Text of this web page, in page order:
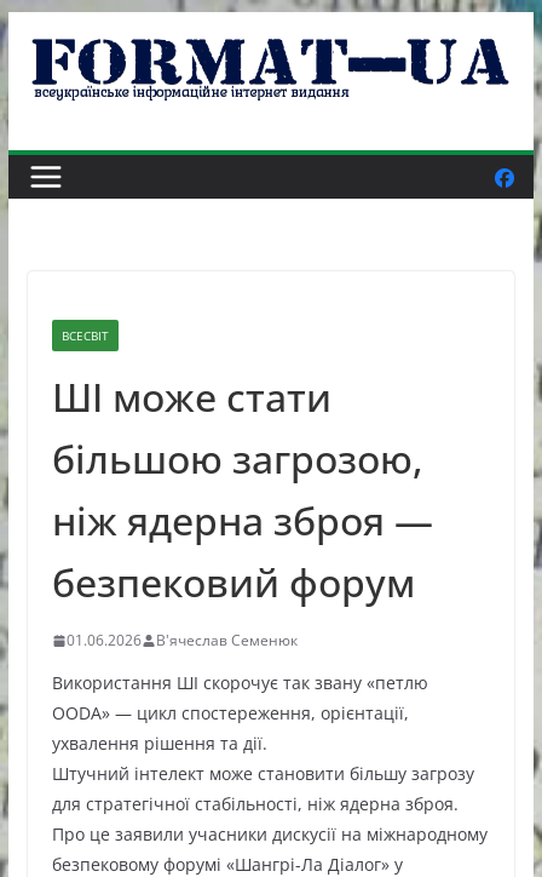
Skip
content
ВСЕСВІТ
ШІ може стати
більшою загрозою,
ніж ядерна зброя —
безпековий форум
01.06.2026 В'ячеслав Семенюк
Використання ШІ скорочує так звану «петлю
OODA» — цикл спостереження, орієнтації,
ухвалення рішення та дії.
Штучний інтелект може становити більшу загрозу
для стратегічної стабільності, ніж ядерна зброя.
Про це заявили учасники дискусії на міжнародному
безпековому форумі «Шангрі-Ла Діалог» у